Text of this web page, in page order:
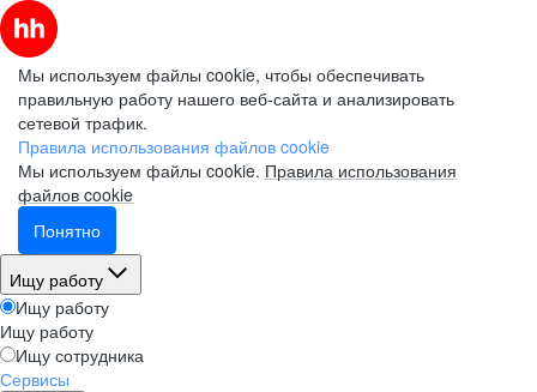
Мы используем файлы cookie, чтобы обеспечивать
правильную работу нашего веб-сайта и анализировать
сетевой трафик.
Правила использования файлов cookie
Мы используем файлы cookie. Правила использования
файлов cookie
Понятно
Ищу работу
Ищу работу
Ищу работу
Ищу сотрудника
Сервисы